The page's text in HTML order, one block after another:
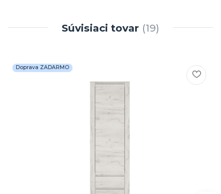
Súvisiaci tovar 19
Doprava ZADARMO